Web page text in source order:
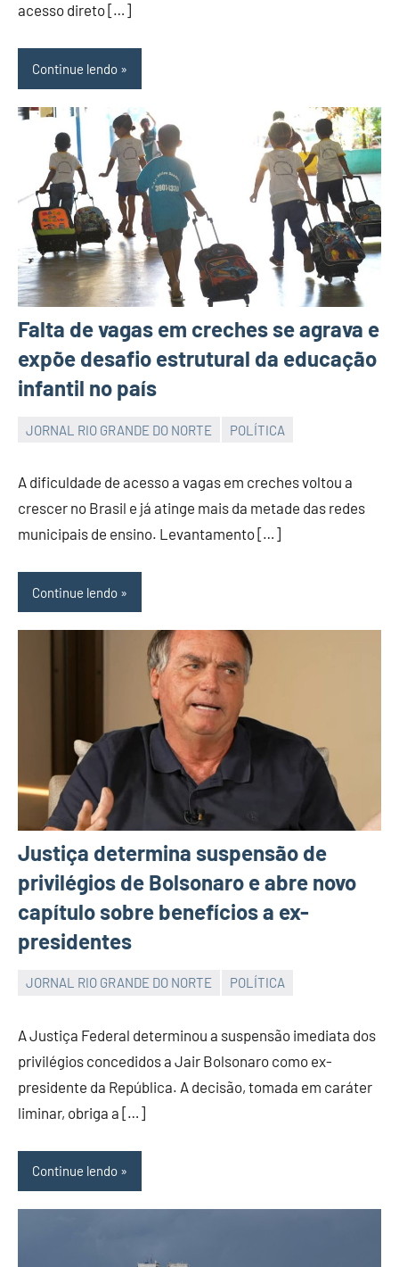
acesso direto […]
Continue lendo
Falta de vagas em creches se agrava e
expõe desafio estrutural da educação
infantil no país
JORNAL RIO GRANDE DO NORTE POLÍTICA
GRANDE
DO
NORTE
A dificuldade de acesso a vagas em creches voltou a
crescer no Brasil e já atinge mais da metade das redes
municipais de ensino. Levantamento […]
Continue lendo
Justiça determina suspensão de
privilégios de Bolsonaro e abre novo
capítulo sobre benefícios a ex-
presidentes
JORNAL RIO GRANDE DO NORTE POLÍTICA
GRANDE
DO
NORTE
A Justiça Federal determinou a suspensão imediata dos
privilégios concedidos a Jair Bolsonaro como ex-
presidente da República. A decisão, tomada em caráter
liminar, obriga a […]
Continue lendo